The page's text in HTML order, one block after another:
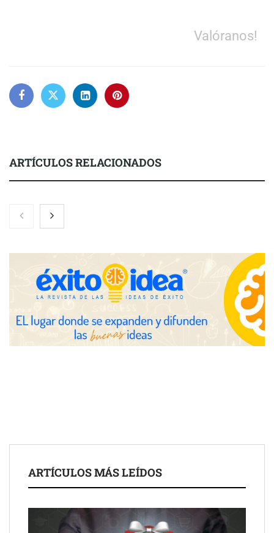
Valóranos!
ARTÍCULOS RELACIONADOS
Eulalia Roig lanza ‘The Journal’, una revista digital mensual de
entrevistas y fotografía editorial
Gestoría Online reduce a unas horas el alta de autónomo
ARTÍCULOS MÁS LEÍDOS